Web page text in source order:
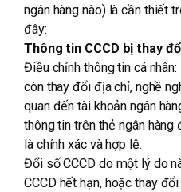
TƯ
ngân hàng nào) là cần thiết
đây:
Thông tin CCCD bị thay
Điều chỉnh thông tin cá
còn thay đổi địa chỉ, nghề
quan đến tài khoản ngân
thông tin trên thẻ ngân
là chính xác và hợp lệ.
Đổi số CCCD do một lý do
CCCD hết hạn, hoặc thay